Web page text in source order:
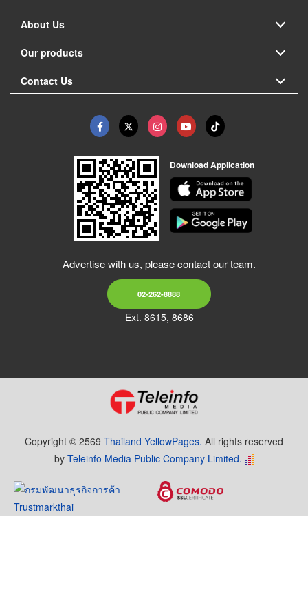
About Us
Our products
Contact Us
Download Application
Advertise with us, please contact our team.
02-262-8888
Ext. 8615, 8686
Copyright © 2569 Thailand YellowPages. All rights reserved
by Teleinfo Media Public Company Limited.